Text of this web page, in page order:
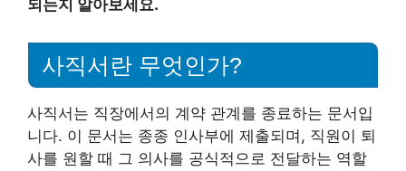
되는지 알아보세요.
사직서란 무엇인가?
사직서는 직장에서의 계약 관계를 종료하는 문서입
니다. 이 문서는 종종 인사부에 제출되며, 직원이 퇴
사를 원할 때 그 의사를 공식적으로 전달하는 역할